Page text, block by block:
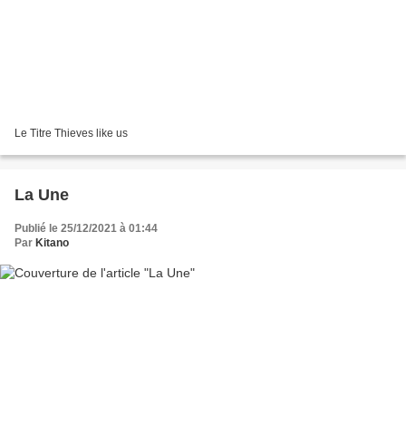
Le Titre Thieves like us
La Une
Publié le 25/12/2021 à 01:44
Par Kitano